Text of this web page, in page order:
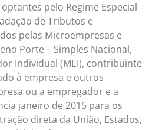
pelo Regime Especial
de Tributos e
pelas Microempresas e
Porte – Simples Nacional,
Individual (MEI), contribuinte
à empresa e outros
ou a empregador e a
janeiro de 2015 para os
direta da União, Estados,